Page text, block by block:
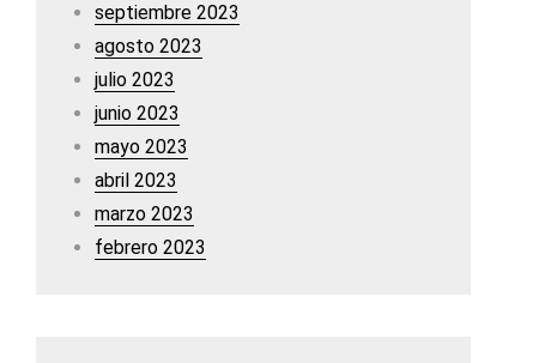
septiembre 2023
agosto 2023
julio 2023
junio 2023
mayo 2023
abril 2023
marzo 2023
febrero 2023